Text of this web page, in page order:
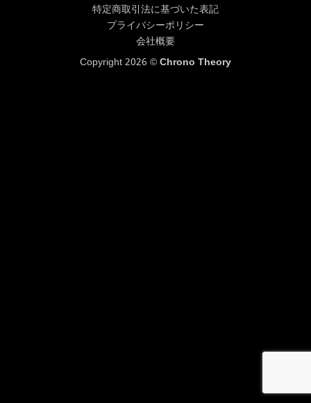
特定商取引法に基づいた表記
プライバシーポリシー
会社概要
Copyright 2026 ©Chrono Theory